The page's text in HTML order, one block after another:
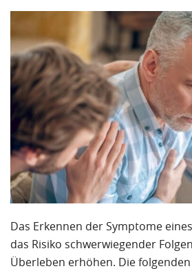
Das Erkennen der Symptome
das Risiko schwerwiegender
Überleben erhöhen. Die